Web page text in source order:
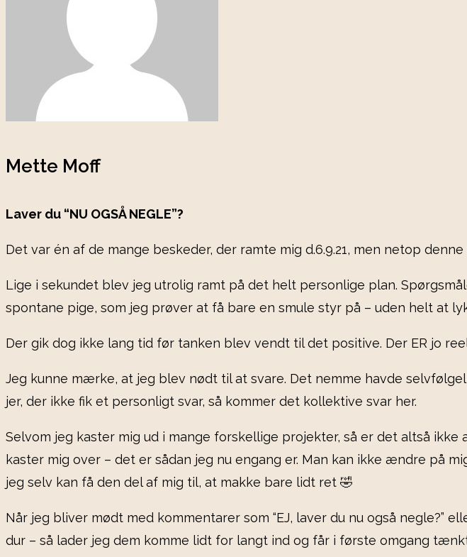
Mette Moff
Laver du “NU OGSÅ NEGLE”?
Det var én af de mange beskeder, der ramte mig d.6.9.21, men netop
Lige i sekundet blev jeg utrolig ramt på det helt personlige plan.
spontane pige, som jeg prøver at få bare en smule styr på – uden helt at
Der gik dog ikke lang tid før tanken blev vendt til det positive. Der ER jo
Jeg kunne mærke, at jeg blev nødt til at svare. Det nemme havde
jer, der ikke fik et personligt svar, så kommer det kollektive svar her.
Selvom jeg kaster mig ud i mange forskellige projekter, så er det altså
kaster mig over – det er sådan jeg nu engang er. Man kan ikke ændre på
jeg selv kan få den del af mig til, at makke bare lidt ret 🤣
Når jeg bliver mødt med kommentarer som “EJ, laver du nu også negle?”
dur – så lader jeg dem komme lidt for langt ind og får i første omgang